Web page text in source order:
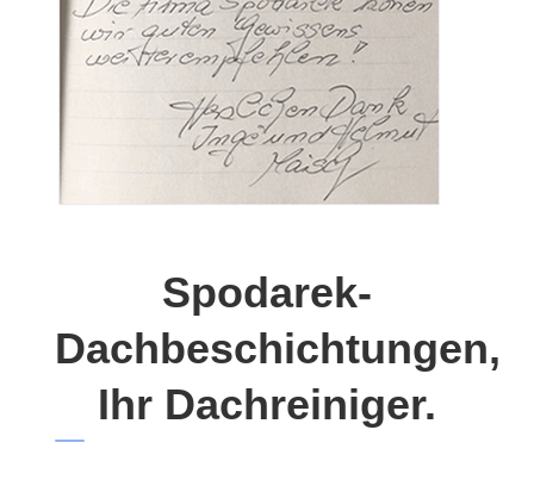
Spodarek-
Dachbeschichtungen,
Ihr Dachreiniger.